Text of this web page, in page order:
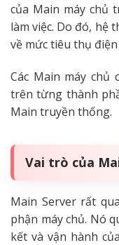
của Main máy chủ
làm việc. Do đó, hệ
về mức tiêu thụ
Các Main máy
trên từng thành
Main truyền thống.
Vai trò của
Main Server rất
phận máy chủ. Nó
kết và vận hành